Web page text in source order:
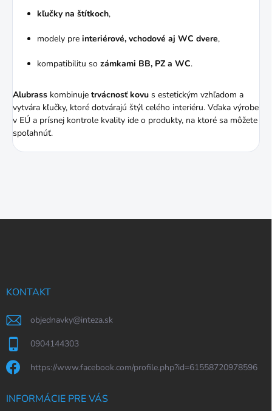
kľučky na štítkoch,
modely pre interiérové, vchodové aj WC dvere,
kompatibilitu so zámkami BB, PZ a WC.
Alubrass kombinuje trvácnosť kovu s estetickým vzhľadom a
vytvára kľučky, ktoré dotvárajú štýl celého interiéru. Vďaka výrobe
v EÚ a prísnej kontrole kvality ide o produkty, na ktoré sa môžete
spoľahnúť.
KONTAKT
objednavky@inteza.sk
0904144303
https://www.facebook.com/profile.php?id=61558720978596
INFORMÁCIE PRE VÁS